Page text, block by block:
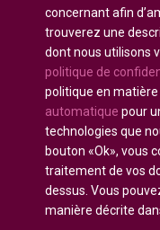
Español(Espagnol )
Français
Allemand
العربية (
)
Português(Portugais -
Tous droits
concernant afin
trouverez une
dont nous utilisons
politique de
politique en matière
automatique pour
technologies que
bouton «Ok», vous
traitement de vos
dessus. Vous
manière décrite